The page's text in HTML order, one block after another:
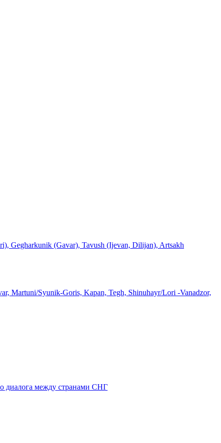
(Gavar), Tavush (Ijevan, Dilijan), Artsakh
Martuni/Syunik-Goris, Kapan, Tegh, Shinuhayr/Lori -Vanadzor,
диалога между странами СНГ